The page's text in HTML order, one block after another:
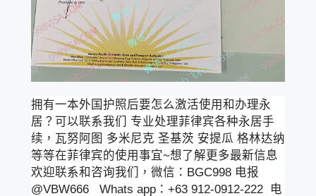
拥有一本外国护照后要怎么激活使用和办理永
居？可以联系我们 专业处理菲律宾各种永居手
续，瓦努阿图 多米尼克 圣基茨 安提瓜 格林达纳
等等在菲律宾的使用事宜~想了解更多最新信息
欢迎联系和咨询我们，微信：BGC998 电报
@VBW666 Whats app：+63 912-0912-222 电